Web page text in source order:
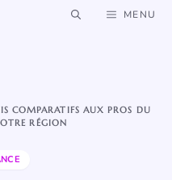
MENU
COMPARATIFS AUX PROS DU
RÉGION